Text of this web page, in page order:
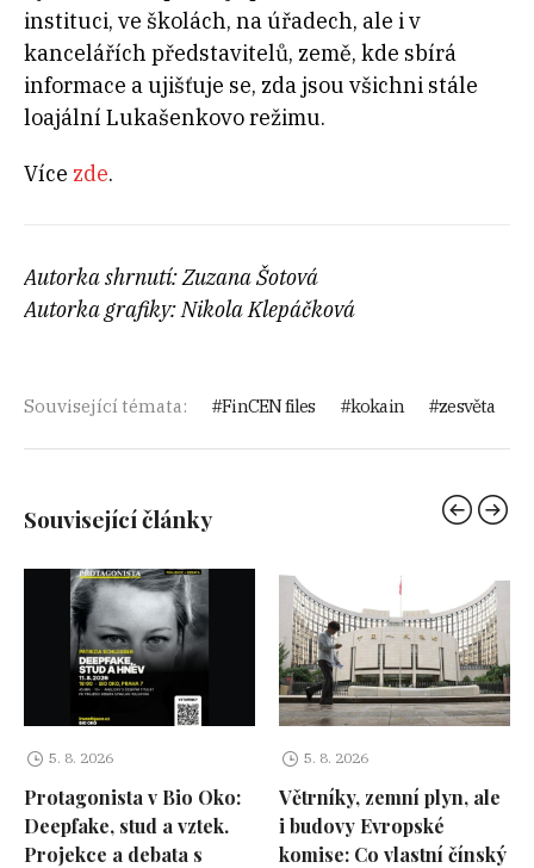
instituci, ve školách, na úřadech, ale i v
kancelářích představitelů, země, kde sbírá
informace a ujišťuje se, zda jsou všichni stále
loajální Lukašenkovo režimu.
Více zde.
Autorka shrnutí: Zuzana Šotová
Autorka grafiky: Nikola Klepáčková
Související témata: FinCEN files kokain zesvěta
Související články
5. 8. 2026
Protagonista v Bio Oko:
Deepfake, stud a vztek.
Projekce a debata s
5. 8. 2026
Větrníky, zemní plyn, ale
i budovy Evropské
komise: Co vlastní čínský